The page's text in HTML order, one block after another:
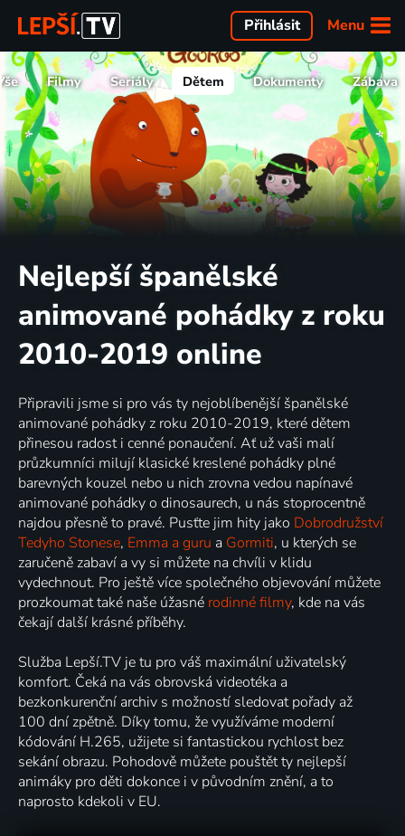
Menu
Přihlásit
Filmy Seriály Dětem Dokumenty Zábava
Nejlepší španělské
animované pohádky z roku
2010-2019 online
Připravili jsme si pro vás ty nejoblíbenější španělské
animované pohádky z roku 2010-2019, které dětem
přinesou radost i cenné ponaučení. Ať už vaši malí
průzkumníci milují klasické kreslené pohádky plné
barevných kouzel nebo u nich zrovna vedou napínavé
animované pohádky o dinosaurech, u nás stoprocentně
najdou přesně to pravé. Pusťte jim hity jako Dobrodružství
Tedyho Stonese, Emma a guru a Gormiti, u kterých se
zaručeně zabaví a vy si můžete na chvíli v klidu
vydechnout. Pro ještě více společného objevování můžete
prozkoumat také naše úžasné rodinné filmy, kde na vás
čekají další krásné příběhy.
Služba Lepší.TV je tu pro váš maximální uživatelský
komfort. Čeká na vás obrovská videotéka a
bezkonkurenční archiv s možností sledovat pořady až
100 dní zpětně. Díky tomu, že využíváme moderní
kódování H.265, užijete si fantastickou rychlost bez
sekání obrazu. Pohodově můžete pouštět ty nejlepší
animáky pro děti dokonce i v původním znění, a to
naprosto kdekoli v EU.